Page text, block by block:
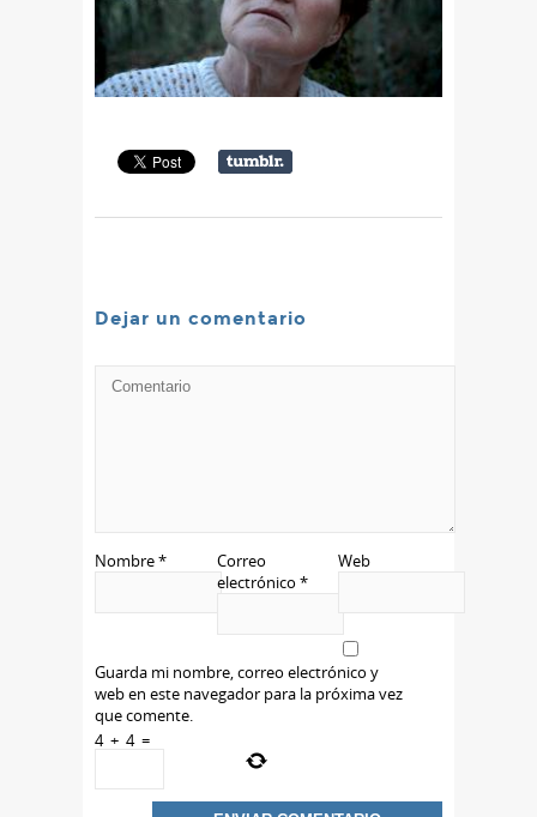
Dejar un comentario
Nombre*
Correo
electrónico *
Web
Guarda mi nombre, correo electrónico y
web en este navegador para la próxima vez
que comente.
4 + 4 =